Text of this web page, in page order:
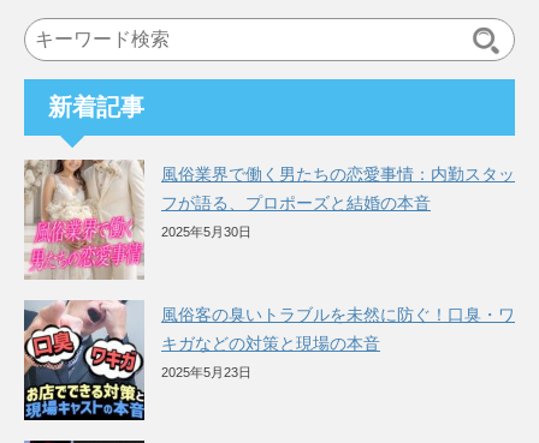
検
索
新着記事
風俗業界で働く男たちの恋愛事情：内勤スタッ
フが語る、プロポーズと結婚の本音
2025年5月30日
風俗客の臭いトラブルを未然に防ぐ！口臭・ワ
キガなどの対策と現場の本音
2025年5月23日